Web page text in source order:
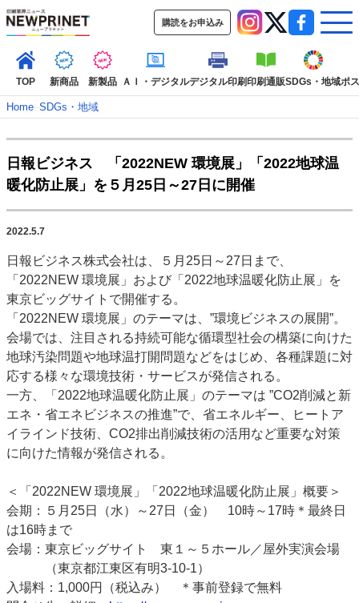
購読をお申込み
TOP 新商品 新製品 ＡＩ・デジタルデジタル印刷印刷通販SDGs・地域ポ
TOP
新着記事 特集記事
動画コンテンツ
インタビュー
コレクション
SDGs・地域
ポストプレス ビジネス イベント 信用情報
業界
市場・統計
人事・移転・異動・訃報
特集記事カテゴリー一覧
2022 見える化・MIS特集
特集・デジタル印刷 アイデアで勝負！ ～多様なビジネス・多彩な商材～
JAPAN PACK 2023 特集
中古印刷機・製本機特集
2022 検査・校正特集
特集・デジタル印刷 ～ 新成長軌道を描く
案内
運営
会社案内
お問い合わせ
Home–SDGs・地域
日報ビジネス 「2022NEW 環境展」「2022地球温
暖化防止展」を５月25日～27日に開催
2022.5.7
日報ビジネス株式会社は、５月25日～27日まで、
「2022NEW 環境展」および「2022地球温暖化防止展」を
東京ビッグサイトで開催する。
「2022NEW 環境展」のテーマは、”環境ビジネスの展開”。
会場では、注目される持続可能な循環型社会の構築に向けた
地球汚染問題や地球温打開問題などをはじめ、各種課題に対
応する様々な環境技術・サービスが発信される。
一方、「2022地球温暖化防止展」のテーマは ”CO2削減と新
エネ・省エネビジネスの推進”で、省エネルギー、ヒートア
イラインド技術、CO2排出削減技術の活用など重要な対策
に向けた情報が発信される。
＜「2022NEW 環境展」「2022地球温暖化防止展」概要＞
会期：５月25日（水）～27日（金） 10時～17時＊最終日
は16時まで
会場：東京ビッグサイト 東１～５ホール／屋外実演会場
（東京都江東区有明3-10-1）
入場料：1,000円（税込み） ＊事前登録で無料